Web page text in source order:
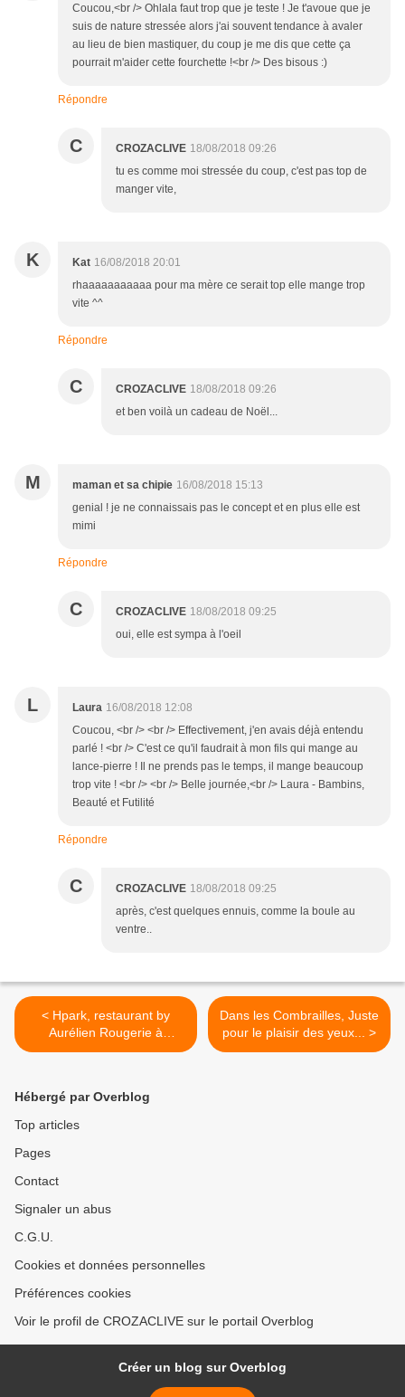
Coucou,<br /> Ohlala faut trop que je teste ! Je t'avoue que je
suis de nature stressée alors j'ai souvent tendance à avaler
au lieu de bien mastiquer, du coup je me dis que cette ça
pourrait m'aider cette fourchette !<br /> Des bisous :)
Répondre
C CROZACLIVE 18/08/2018 09:26
tu es comme moi stressée du coup, c'est pas top de
manger vite,
K Kat 16/08/2018 20:01
rhaaaaaaaaaaa pour ma mère ce serait top elle mange trop
vite ^^
Répondre
C CROZACLIVE 18/08/2018 09:26
et ben voilà un cadeau de Noël...
M maman et sa chipie 16/08/2018 15:13
genial ! je ne connaissais pas le concept et en plus elle est
mimi
Répondre
C CROZACLIVE 18/08/2018 09:25
oui, elle est sympa à l'oeil
L Laura 16/08/2018 12:08
Coucou, <br /> <br /> Effectivement, j'en avais déjà entendu
parlé ! <br /> C'est ce qu'il faudrait à mon fils qui mange au
lance-pierre ! Il ne prends pas le temps, il mange beaucoup
trop vite ! <br /> <br /> Belle journée,<br /> Laura - Bambins,
Beauté et Futilité
Répondre
C CROZACLIVE 18/08/2018 09:25
après, c'est quelques ennuis, comme la boule au
ventre..
< Hpark, restaurant by
Aurélien Rougerie à
Clermont Ferrand (63)
Dans les Combrailles, Juste
pour le plaisir des yeux... >
Hébergé par Overblog
Top articles
Pages
Contact
Signaler un abus
C.G.U.
Cookies et données personnelles
Préférences cookies
Voir le profil de CROZACLIVE sur le portail Overblog
Créer un blog sur Overblog